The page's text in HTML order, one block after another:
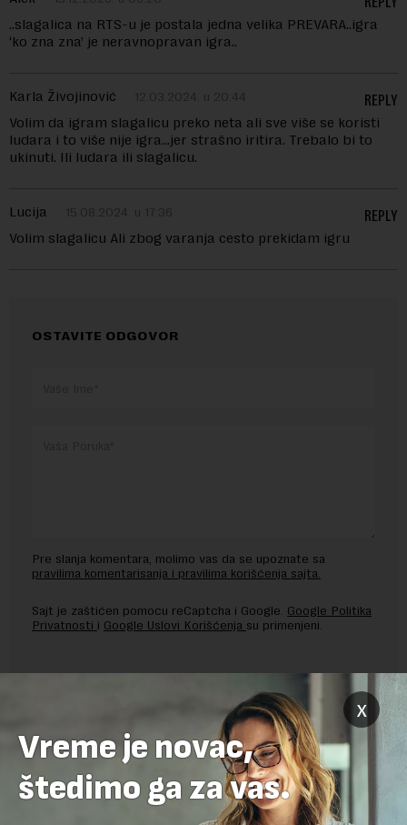
..slagalica na RTS-u je postala jedna velika PREVARA..igra
‘ko zna zna’ je neravnopravan igra..
Karla Živojinović 12.03.2024. u 20:44
Volim da igram slagalicu preko neta ali sve više se koristi
ludara i to više nije igra…jer strašno iritira. Trebalo bi to
ukinuti. Ili ludara ili slagalicu.
REPLY
Lucija 15.08.2024. u 17:36
Volim slagalicu Ali zbog varanja cesto prekidam igru
REPLY
OSTAVITE ODGOVOR
Pre slanja komentara, molimo vas da se upoznate sa
pravilima komentarisanja i pravilima korišćenja sajta.
Sajt je zaštićen pomocu reCaptcha i Google. Google Politika
Privatnosti i Google Uslovi Korišćenja su primenjeni.
x
Vreme je novac,
štedimo ga za vas.